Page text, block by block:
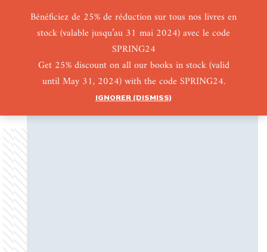
Bénéficiez de 25% de réduction sur tous nos livres en
stock (valable jusqu’au 31 mai 2024) avec le code
SPRING24
Get 25% discount on all our books in stock (valid
until May 31, 2024) with the code SPRING24.
IGNORER (DISMISS)
0 0